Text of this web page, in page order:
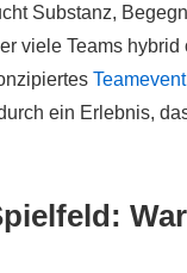
Substanz,
viele Teams
ein Erlebnis,